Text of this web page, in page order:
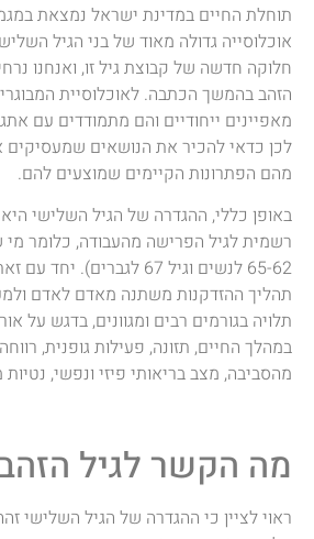
תוחלת החיים במדינת ישראל נמצאת
אוכלוסייה גדולה מאוד של בני הגיל
חלוקה חדשה של קבוצת גיל זו, ואנחנו
הזהב בהמשך הכתבה. לאוכלוסיית
מאפיינים ייחודיים והם מתמודדים עם
לכן כדאי להכיר את הנושאים שמעסיקים
מהם הפתרונות הקיימים שמוצעים להם.
באופן כללי, ההגדרה של הגיל השלישי
רשמית לגיל הפרישה מהעבודה, כלומר מי
65-62 לנשים וגיל 67 לגברים).
תהליך ההזדקנות משתנה מאדם לאדם
תלויה בגורמים רבים ומגוונים, בדגש על
במהלך החיים, תזונה, פעילות גופנית,
מהסביבה, מצב בריאותי פיזי ונפשי,
מה הקשר לגיל
ראוי לציין כי ההגדרה של הגיל השלישי